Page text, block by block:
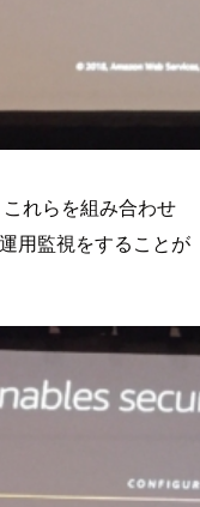
れらを組み合わせ
用監視をすることが